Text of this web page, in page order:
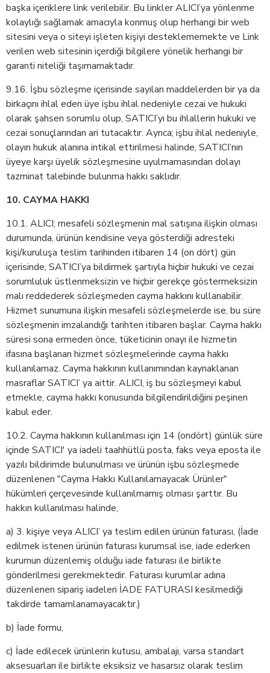
başka içeriklere link verilebilir. Bu linkler ALICI’ya yönlenme
kolaylığı sağlamak amacıyla konmuş olup herhangi bir web
sitesini veya o siteyi işleten kişiyi desteklememekte ve Link
verilen web sitesinin içerdiği bilgilere yönelik herhangi bir
garanti niteliği taşımamaktadır.
9.16. İşbu sözleşme içerisinde sayılan maddelerden bir ya da
birkaçını ihlal eden üye işbu ihlal nedeniyle cezai ve hukuki
olarak şahsen sorumlu olup, SATICI’yı bu ihlallerin hukuki ve
cezai sonuçlarından ari tutacaktır. Ayrıca; işbu ihlal nedeniyle,
olayın hukuk alanına intikal ettirilmesi halinde, SATICI’nın
üyeye karşı üyelik sözleşmesine uyulmamasından dolayı
tazminat talebinde bulunma hakkı saklıdır.
10. CAYMA HAKKI
10.1. ALICI; mesafeli sözleşmenin mal satışına ilişkin olması
durumunda, ürünün kendisine veya gösterdiği adresteki
kişi/kuruluşa teslim tarihinden itibaren 14 (on dört) gün
içerisinde, SATICI’ya bildirmek şartıyla hiçbir hukuki ve cezai
sorumluluk üstlenmeksizin ve hiçbir gerekçe göstermeksizin
malı reddederek sözleşmeden cayma hakkını kullanabilir.
Hizmet sunumuna ilişkin mesafeli sözleşmelerde ise, bu süre
sözleşmenin imzalandığı tarihten itibaren başlar. Cayma hakkı
süresi sona ermeden önce, tüketicinin onayı ile hizmetin
ifasına başlanan hizmet sözleşmelerinde cayma hakkı
kullanılamaz. Cayma hakkının kullanımından kaynaklanan
masraflar SATICI’ ya aittir. ALICI, iş bu sözleşmeyi kabul
etmekle, cayma hakkı konusunda bilgilendirildiğini peşinen
kabul eder.
10.2. Cayma hakkının kullanılması için 14 (ondört) günlük süre
içinde SATICI' ya iadeli taahhütlü posta, faks veya eposta ile
yazılı bildirimde bulunulması ve ürünün işbu sözleşmede
düzenlenen "Cayma Hakkı Kullanılamayacak Ürünler"
hükümleri çerçevesinde kullanılmamış olması şarttır. Bu
hakkın kullanılması halinde,
a) 3. kişiye veya ALICI’ ya teslim edilen ürünün faturası, (İade
edilmek istenen ürünün faturası kurumsal ise, iade ederken
kurumun düzenlemiş olduğu iade faturası ile birlikte
gönderilmesi gerekmektedir. Faturası kurumlar adına
düzenlenen sipariş iadeleri İADE FATURASI kesilmediği
takdirde tamamlanamayacaktır.)
b) İade formu,
c) İade edilecek ürünlerin kutusu, ambalajı, varsa standart
aksesuarları ile birlikte eksiksiz ve hasarsız olarak teslim